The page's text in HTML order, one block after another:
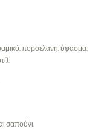
πορσελάνη, ύφασμα,
σαπούνι.